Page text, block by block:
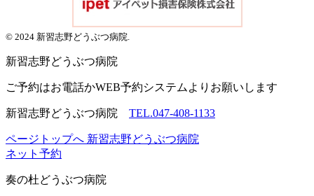
© 2024 新習志野どうぶつ病院.
新習志野どうぶつ病院
ご予約はお電話かWEB予約システムよりお願いします
新習志野どうぶつ病院 TEL.047-408-1133
ページトップへ 新習志野どうぶつ病院
ネット予約
奏の杜どうぶつ病院